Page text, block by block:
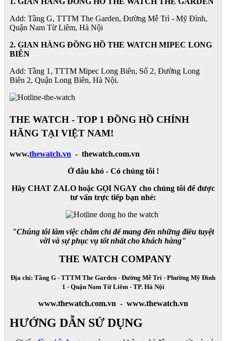
Add: Tầng G, TTTM The Garden, Đường Mễ Trì - Mỹ Đình,
Quận Nam Từ Liêm, Hà Nội
2. GIAN HÀNG ĐỒNG HỒ THE WATCHMIPEC LONG
BIÊN
Add: Tầng 1, TTTM Mipec Long Biên, Số 2, Đường Long
Biên 2, Quận Long Biên, Hà Nội.
THE WATCH - TOP 1 ĐỒNG HỒ CHÍNH
HÃNG TẠI VIỆT NAM!
www.thewatch.vn - thewatch.com.vn
Ở đâu khó - Có chúng tôi !
Hãy CHAT ZALO hoặc GỌI NGAY cho chúng tôi để được
tư vấn trực tiếp bạn nhé:
"Chúng tôi làm việc chăm chỉ để mang đến những điều tuyệt
vời và sự phục vụ tốt nhất cho khách hàng"
THE WATCH COMPANY
Địa chỉ: Tầng G - TTTM The Garden - Đường Mễ Trì - Phường Mỹ Đình
1 - Quận Nam Từ Liêm - TP. Hà Nội
www.thewatch.com.vn - www.thewatch.vn
HƯỚNG DẪN SỬ DỤNG